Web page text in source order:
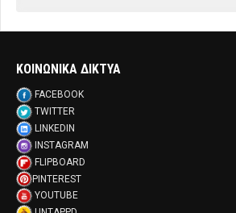
ΚΟΙΝΩΝΙΚΑ ΔΙΚΤΥΑ
FACEBOOK
TWITTER
LINKEDIN
INSTAGRAM
FLIPBOARD
PINTEREST
YOUTUBE